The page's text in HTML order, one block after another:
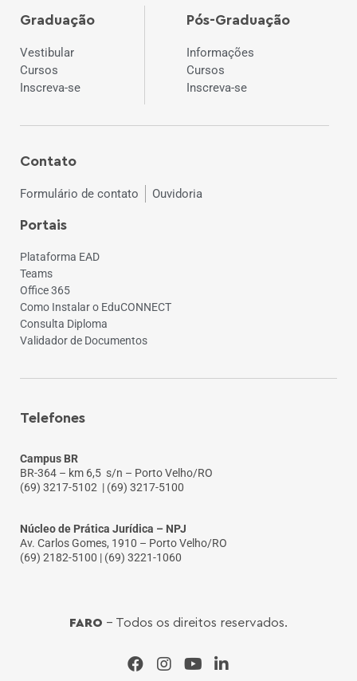
Graduação
Vestibular
Cursos
Inscreva-se
Pós-Graduação
Informações
Cursos
Inscreva-se
Contato
Formulário de contato Ouvidoria
Portais
Plataforma EAD
Teams
Office 365
Como Instalar o EduCONNECT
Consulta Diploma
Validador de Documentos
Telefones
Campus BR
BR-364 – km 6,5 s/n – Porto Velho/RO
(69) 3217-5102 | (69) 3217-5100
Núcleo de Prática Jurídica – NPJ
Av. Carlos Gomes, 1910 – Porto Velho/RO
(69) 2182-5100 | (69) 3221-1060
FARO - Todos os direitos reservados.